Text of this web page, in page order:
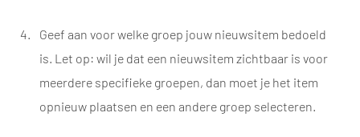
Geef aan voor welke groep jouw nieuwsitem bedoeld
is. Let op: wil je dat een nieuwsitem zichtbaar is voor
meerdere specifieke groepen, dan moet je het item
opnieuw plaatsen en een andere groep selecteren.